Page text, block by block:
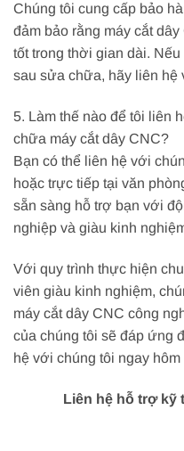
Chúng tôi cung cấp bảo
đảm bảo rằng máy cắt
tốt trong thời gian dài.
sau sửa chữa, hãy liên
5. Làm thế nào để tôi liên
chữa máy cắt dây CNC?
Bạn có thể liên hệ với
hoặc trực tiếp tại văn
sẵn sàng hỗ trợ bạn với
nghiệp và giàu kinh
Với quy trình thực hiện
viên giàu kinh nghiệm,
máy cắt dây CNC công
của chúng tôi sẽ đáp ứng
hệ với chúng tôi ngay
Liên hệ hỗ trợ kỹ